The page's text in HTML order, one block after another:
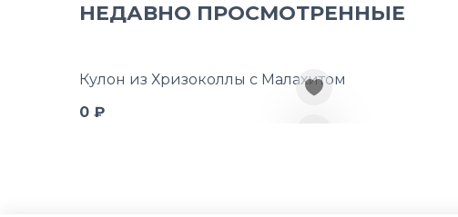
НЕДАВНО ПРОСМОТРЕННЫЕ
Кулон из Хризоколлы с Малахитом
0 ₽